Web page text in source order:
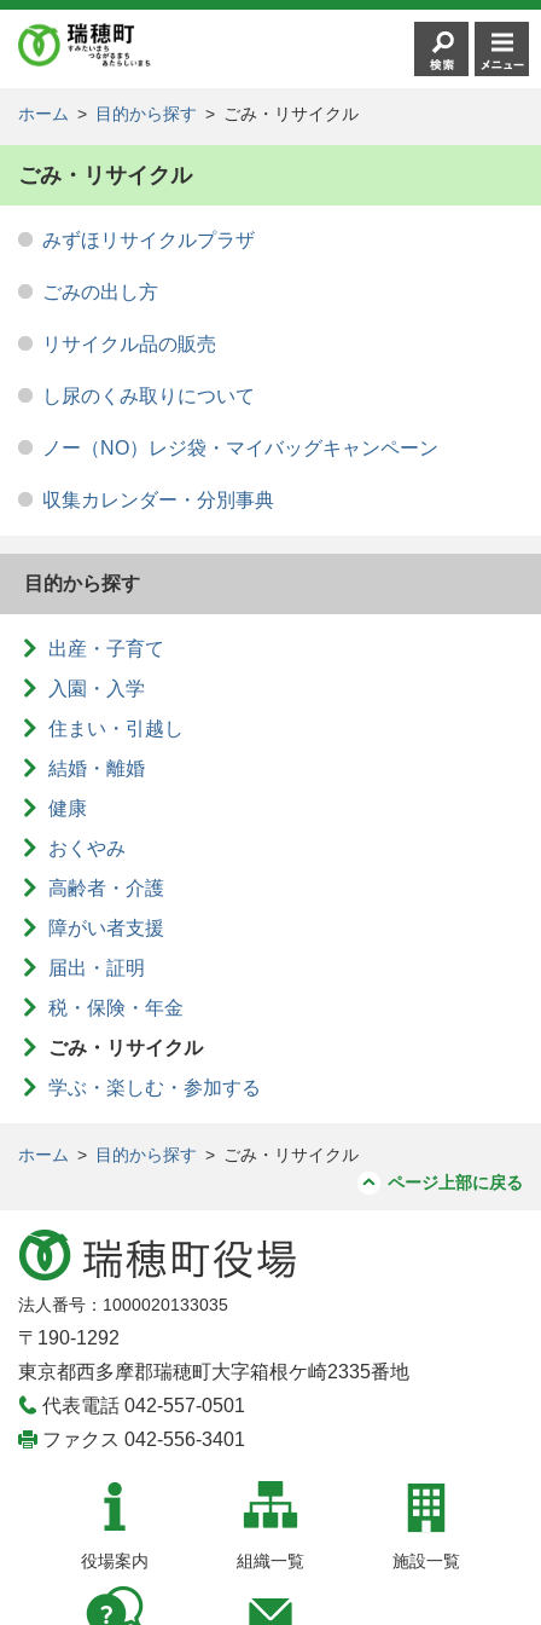
ホーム > 目的から探す > ごみ・リサイクル
ごみ・リサイクル
みずほリサイクルプラザ
ごみの出し方
リサイクル品の販売
し尿のくみ取りについて
ノー（NO）レジ袋・マイバッグキャンペーン
収集カレンダー・分別事典
目的から探す
出産・子育て
入園・入学
住まい・引越し
結婚・離婚
健康
おくやみ
高齢者・介護
障がい者支援
届出・証明
税・保険・年金
ごみ・リサイクル
学ぶ・楽しむ・参加する
ホーム > 目的から探す > ごみ・リサイクル
ページ上部に戻る
法人番号：1000020133035
〒190-1292
東京都西多摩郡瑞穂町大字箱根ケ崎2335番地
代表電話 042-557-0501
ファクス 042-556-3401
役場案内 組織一覧 施設一覧